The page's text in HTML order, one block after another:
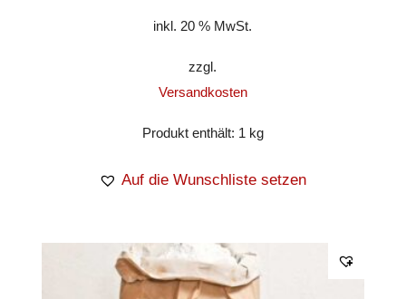
inkl. 20 % MwSt.
zzgl.
Versandkosten
Produkt enthält: 1 kg
Auf die Wunschliste setzen